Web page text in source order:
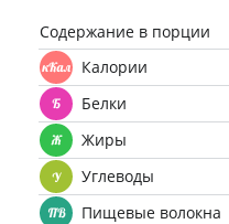
Содержание в порции
Калории
Белки
Жиры
Углеводы
Пищевые волокна